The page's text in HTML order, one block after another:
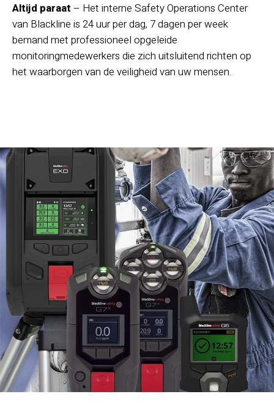
Altijd paraat – Het interne Safety Operations Center
van Blackline is 24 uur per dag, 7 dagen per week
bemand met professioneel opgeleide
monitoringmedewerkers die zich uitsluitend richten op
het waarborgen van de veiligheid van uw mensen.